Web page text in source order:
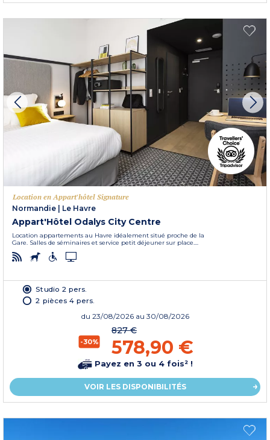
Location en Appart'hôtel Signature
Normandie
Le Havre
Appart'Hôtel Odalys City Centre
Location appartements au Havre idéalement situé proche de la
Gare. Salles de séminaires et service petit déjeuner sur place....
Studio 2 pers.
2 pièces 4 pers.
du 23/08/2026 au 30/08/2026
-30%
827 €
578,90 €
Payez en 3 ou 4 fois² !
VOIR LES DISPONIBILITÉS